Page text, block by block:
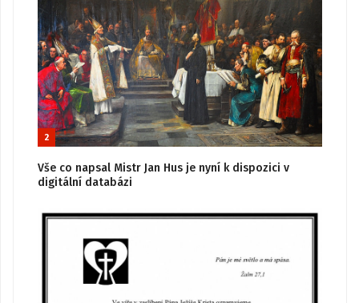
2
Vše co napsal Mistr Jan Hus je nyní k dispozici v
digitální databázi